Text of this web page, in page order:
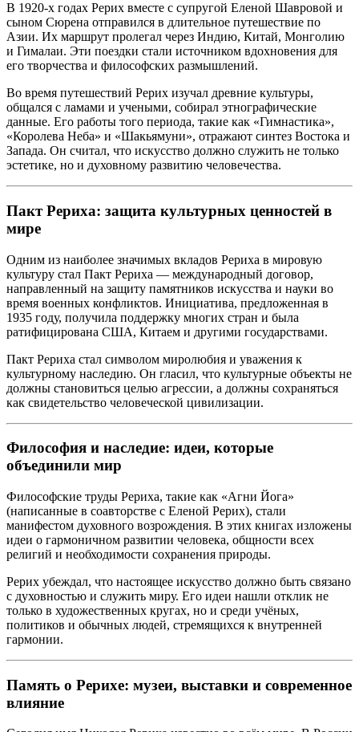
В 1920-х годах Рерих вместе с супругой Еленой Шавровой и
сыном Сюрена отправился в длительное путешествие по
Азии. Их маршрут пролегал через Индию, Китай, Монголию
и Гималаи. Эти поездки стали источником вдохновения для
его творчества и философских размышлений.
Во время путешествий Рерих изучал древние культуры,
общался с ламами и учеными, собирал этнографические
данные. Его работы того периода, такие как «Гимнастика»,
«Королева Неба» и «Шакьямуни», отражают синтез Востока и
Запада. Он считал, что искусство должно служить не только
эстетике, но и духовному развитию человечества.
Пакт Рериха: защита культурных ценностей в
мире
Одним из наиболее значимых вкладов Рериха в мировую
культуру стал Пакт Рериха — международный договор,
направленный на защиту памятников искусства и науки во
время военных конфликтов. Инициатива, предложенная в
1935 году, получила поддержку многих стран и была
ратифицирована США, Китаем и другими государствами.
Пакт Рериха стал символом миролюбия и уважения к
культурному наследию. Он гласил, что культурные объекты не
должны становиться целью агрессии, а должны сохраняться
как свидетельство человеческой цивилизации.
Философия и наследие: идеи, которые
объединили мир
Философские труды Рериха, такие как «Агни Йога»
(написанные в соавторстве с Еленой Рерих), стали
манифестом духовного возрождения. В этих книгах изложены
идеи о гармоничном развитии человека, общности всех
религий и необходимости сохранения природы.
Рерих убеждал, что настоящее искусство должно быть связано
с духовностью и служить миру. Его идеи нашли отклик не
только в художественных кругах, но и среди учёных,
политиков и обычных людей, стремящихся к внутренней
гармонии.
Память о Рерихе: музеи, выставки и современное
влияние